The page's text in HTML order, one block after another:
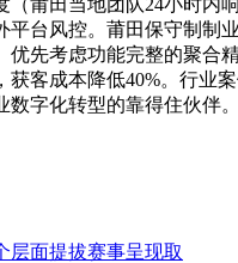
平台风控。莆田保守制制
优先考虑功能完整的聚合
获客成本降低40%。行业
数字化转型的靠得住伙伴。
层面提拔赛事呈现取